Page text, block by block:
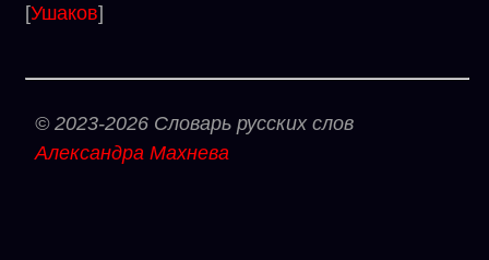
[Ушаков]
© 2023-2026 Словарь русских слов
Александра Махнева